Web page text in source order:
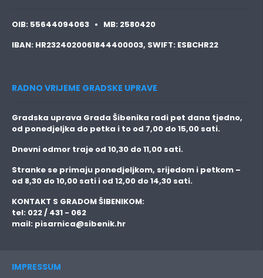
OIB: 55644094063 • MB: 2580420
IBAN: HR2324020061844400003, SWIFT: ESBCHR22
RADNO VRIJEME GRADSKE UPRAVE
Gradska uprava Grada Šibenika radi pet dana tjedno,
od ponedjeljka do petka i to od 7,00 do 15,00 sati.
Dnevni odmor traje od 10,30 do 11,00 sati.
Stranke se primaju ponedjeljkom, srijedom i petkom –
od 8,30 do 10,00 sati i od 12,00 do 14,30 sati.
KONTAKT S GRADOM ŠIBENIKOM:
tel: 022 / 431 - 062
mail: pisarnica@sibenik.hr
IMPRESSUM